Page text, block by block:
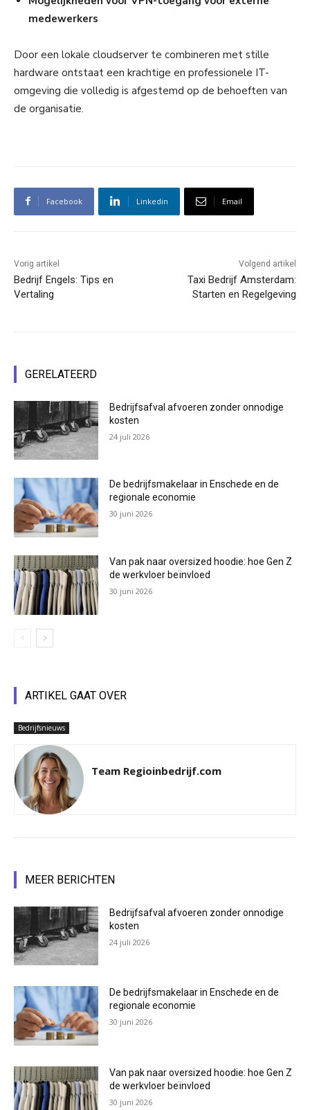
medewerkers
Door een lokale cloudserver te combineren met stille
hardware ontstaat een krachtige en professionele IT-
omgeving die volledig is afgestemd op de behoeften van
de organisatie.
Facebook Linkedin Email
Vorig artikel
Bedrijf Engels: Tips en
Vertaling
Volgend artikel
Taxi Bedrijf Amsterdam:
Starten en Regelgeving
GERELATEERD
Bedrijfsafval afvoeren zonder onnodige
kosten
24 juli 2026
De bedrijfsmakelaar in Enschede en de
regionale economie
30 juni 2026
Van pak naar oversized hoodie: hoe Gen Z
de werkvloer beïnvloed
30 juni 2026
ARTIKEL GAAT OVER
Bedrijfsnieuws
Team Regioinbedrijf.com
MEER BERICHTEN
Bedrijfsafval afvoeren zonder onnodige
kosten
24 juli 2026
De bedrijfsmakelaar in Enschede en de
regionale economie
30 juni 2026
Van pak naar oversized hoodie: hoe Gen Z
de werkvloer beïnvloed
30 juni 2026